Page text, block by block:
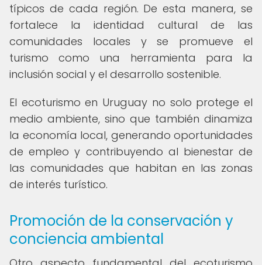
típicos de cada región. De esta manera, se
fortalece la identidad cultural de las
comunidades locales y se promueve el
turismo como una herramienta para la
inclusión social y el desarrollo sostenible.
El ecoturismo en Uruguay no solo protege el
medio ambiente, sino que también dinamiza
la economía local, generando oportunidades
de empleo y contribuyendo al bienestar de
las comunidades que habitan en las zonas
de interés turístico.
Promoción de la conservación y
conciencia ambiental